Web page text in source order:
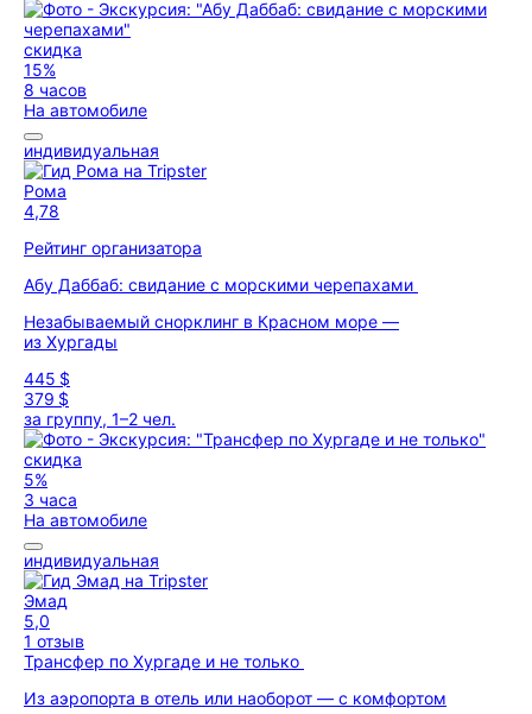
скидка
15%
8 часов
На автомобиле
индивидуальная
Рома
4,78
Рейтинг организатора
Абу Даббаб: свидание с морскими черепахами
Незабываемый снорклинг в Красном море —
из Хургады
445 $
379 $
за группу, 1–2 чел.
скидка
5%
3 часа
На автомобиле
индивидуальная
Эмад
5,0
1 отзыв
Трансфер по Хургаде и не только
Из аэропорта в отель или наоборот — с комфортом